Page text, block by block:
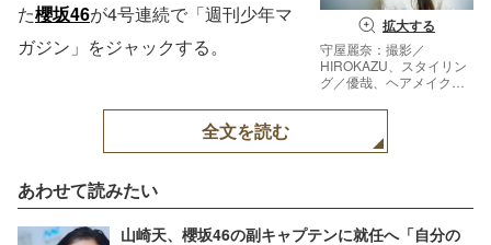
拡大する
守屋麗奈：撮影／
HIROKAZU、スタイリン
グ／優哉、ヘアメイク／
本麻実（GROSVENOR
た櫻坂46が4号連続で「週刊少年マ
ガジン」をジャックする。
全文を読む
あわせて読みたい
山崎天、櫻坂46の副キャプテンに就任へ「自分の